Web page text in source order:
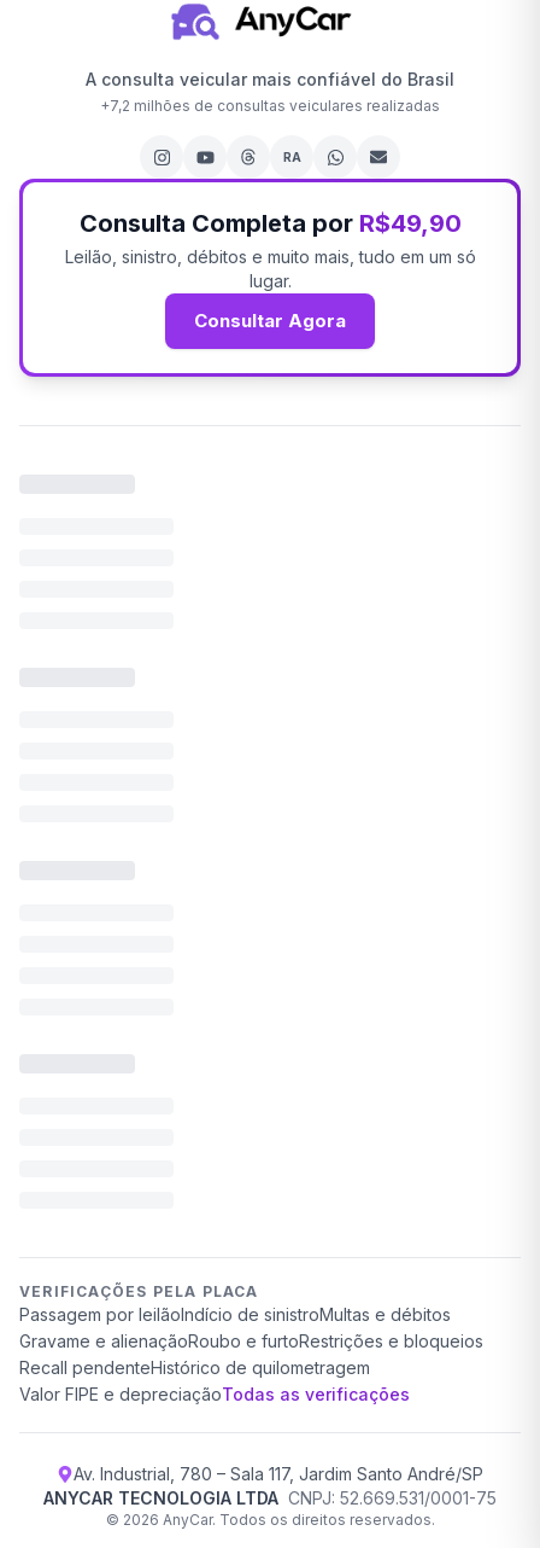
A consulta veicular mais confiável do Brasil
+7,2 milhões de consultas veiculares realizadas
RA
Consulta Completa por R$49,90
Leilão, sinistro, débitos e muito mais, tudo em um só
lugar.
Consultar Agora
VERIFICAÇÕES PELA PLACA
Passagem por leilãoIndício de sinistroMultas e débitos
Gravame e alienaçãoRoubo e furtoRestrições e bloqueios
Recall pendenteHistórico de quilometragem
Valor FIPE e depreciaçãoTodas as verificações
Av. Industrial, 780 – Sala 117, Jardim Santo André/SP
ANYCAR TECNOLOGIA LTDA CNPJ: 52.669.531/0001-75
© 2026 AnyCar. Todos os direitos reservados.